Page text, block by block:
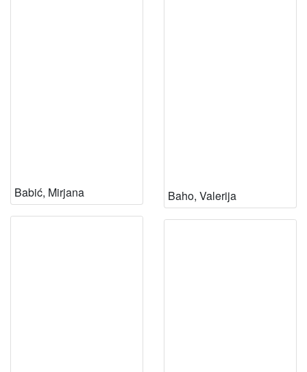
Babić, Mirjana Baho, Valerija